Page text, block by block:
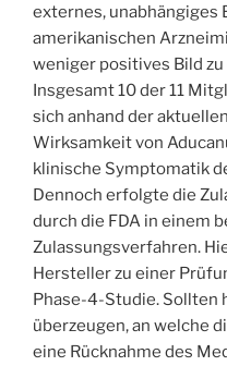
externes, unabhängiges
amerikanischen
weniger positives Bild
Insgesamt 10 der 11
sich anhand der
Wirksamkeit von
klinische Symptomatik
Dennoch erfolgte die
durch die FDA in einem
Zulassungsverfahren.
Hersteller zu einer
Phase-4-Studie. Sollten
überzeugen, an welche
eine Rücknahme des